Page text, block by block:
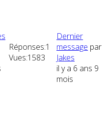
Réponses:1
Vues:1583
Dernier
message par
Jakes
il y a 6 ans 9
mois